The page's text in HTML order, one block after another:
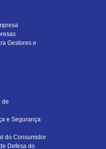
Gestores e
de
e Segurança
do Consumidor
Defesa do